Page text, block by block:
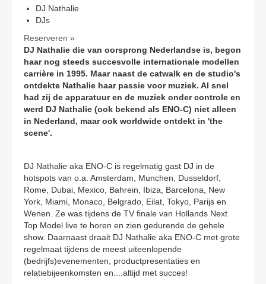
DJ Nathalie
DJs
Reserveren »
DJ Nathalie die van oorsprong Nederlandse is, begon
haar nog steeds succesvolle internationale modellen
carrière in 1995. Maar naast de catwalk en de studio's
ontdekte Nathalie haar passie voor muziek. Al snel
had zij de apparatuur en de muziek onder controle en
werd DJ Nathalie (ook bekend als ENO-C) niet alleen
in Nederland, maar ook worldwide ontdekt in 'the
scene'.
DJ Nathalie aka ENO-C is regelmatig gast DJ in de
hotspots van o.a. Amsterdam, Munchen, Dusseldorf,
Rome, Dubai, Mexico, Bahrein, Ibiza, Barcelona, New
York, Miami, Monaco, Belgrado, Eilat, Tokyo, Parijs en
Wenen. Ze was tijdens de TV finale van Hollands Next
Top Model live te horen en zien gedurende de gehele
show. Daarnaast draait DJ Nathalie aka ENO-C met grote
regelmaat tijdens de meest uiteenlopende
(bedrijfs)evenementen, productpresentaties en
relatiebijeenkomsten en....altijd met succes!